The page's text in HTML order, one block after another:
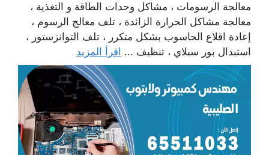
معالجة الرسومات ، مشاكل وحدات الطاقة و التغذية ،
معالجة مشاكل الحرارة الزائدة ، تلف معالج الرسوم ،
إعادة اقلاع الحاسوب بشكل متكرر ، تلف التوانزستور ،
استبدال بور سبلاي ، تنظيف ... اقرأ المزيد